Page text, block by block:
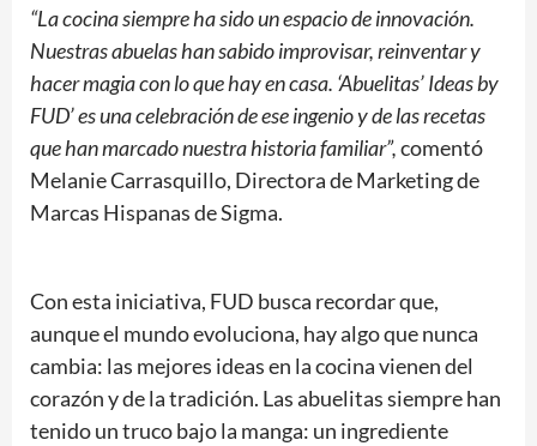
“La cocina siempre ha sido un espacio de innovación.
Nuestras abuelas han sabido improvisar, reinventar y
hacer magia con lo que hay en casa. ‘Abuelitas’ Ideas by
FUD’ es una celebración de ese ingenio y de las recetas
que han marcado nuestra historia familiar”,comentó
Melanie Carrasquillo, Directora de Marketing de
Marcas Hispanas de Sigma.
Con esta iniciativa, FUD busca recordar que,
aunque el mundo evoluciona, hay algo que nunca
cambia: las mejores ideas en la cocina vienen del
corazón y de la tradición. Las abuelitas siempre han
tenido un truco bajo la manga: un ingrediente